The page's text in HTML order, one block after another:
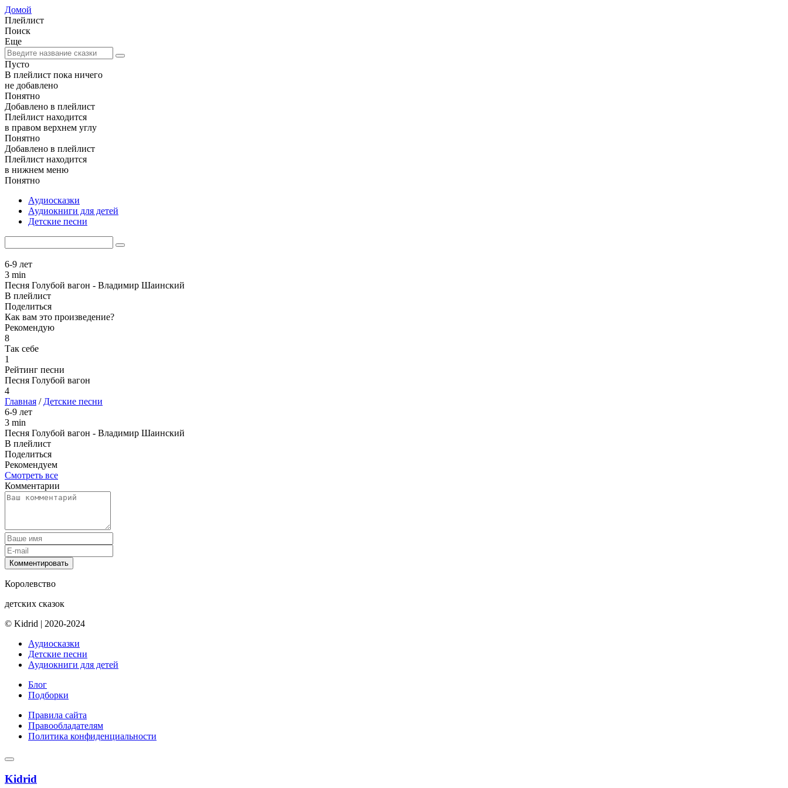
Домой
Плейлист
Поиск
Еще
Пусто
В плейлист пока ничего
не добавлено
Понятно
Добавлено в плейлист
Плейлист находится
в правом верхнем углу
Понятно
Добавлено в плейлист
Плейлист находится
в нижнем меню
Понятно
Аудиосказки
Аудиокниги для детей
Детские песни
6-9 лет
3 min
Песня Голубой вагон - Владимир Шаинский
В плейлист
Поделиться
Как вам это произведение?
Рекомендую
8
Так себе
1
Рейтинг песни
Песня Голубой вагон
4
Главная / Детские песни
6-9 лет
3 min
Песня Голубой вагон - Владимир Шаинский
В плейлист
Поделиться
Рекомендуем
Смотреть все
Комментарии
Комментировать
Королевство
детских сказок
© Kidrid | 2020-2024
Аудиосказки
Детские песни
Аудиокниги для детей
Блог
Подборки
Правила сайта
Правообладателям
Политика конфиденциальности
Kidrid